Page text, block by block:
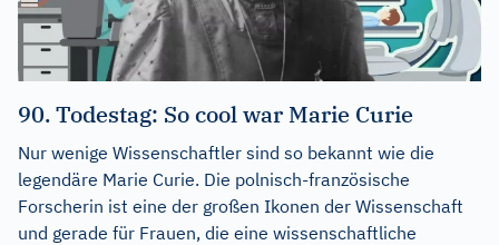
90. Todestag: So cool war Marie Curie
Nur wenige Wissenschaftler sind so bekannt wie die
legendäre Marie Curie. Die polnisch-französische
Forscherin ist eine der großen Ikonen der Wissenschaft
und gerade für Frauen, die eine wissenschaftliche